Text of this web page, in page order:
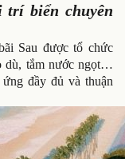
biển chuyên
Sau được tổ chức
dù, tắm nước ngọt…
đầy đủ và thuận